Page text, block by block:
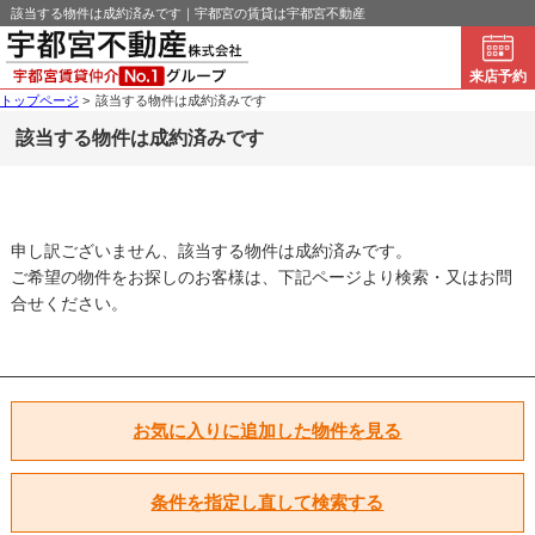
該当する物件は成約済みです｜宇都宮の賃貸は宇都宮不動産
来店予約
トップページ > 該当する物件は成約済みです
該当する物件は成約済みです
申し訳ございません、該当する物件は成約済みです。
ご希望の物件をお探しのお客様は、下記ページより検索・又はお問
合せください。
お気に入りに追加した物件を見る
条件を指定し直して検索する